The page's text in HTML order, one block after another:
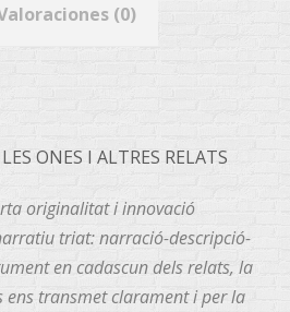
(0)
ONES I ALTRES RELATS
originalitat i innovació
triat: narració-descripció-
en cadascun dels relats, la
ens transmet clarament i per la